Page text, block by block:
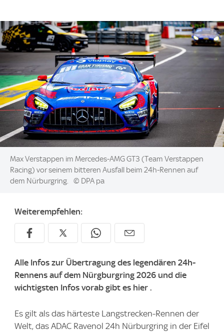
Image:
Max Verstappen im Mercedes-AMG GT3 (Team Verstappen
Racing) vor seinem bitteren Ausfall beim 24h-Rennen auf
dem Nürburgring.
© DPA pa
Weiterempfehlen:
Alle Infos zur Übertragung des legendären 24h-
Rennens auf dem Nürgburgring 2026 und die
wichtigsten Infos vorab gibt es hier .
Es gilt als das härteste Langstrecken-Rennen der
Welt, das ADAC Ravenol 24h Nürburgring in der Eifel